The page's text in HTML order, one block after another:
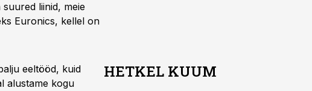
liinid, meie
Euronics, kellel on
eeltööd, kuid
alustame kogu
HETKEL KUUM